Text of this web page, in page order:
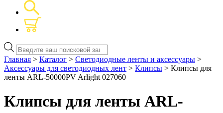
Поиск
товаров
Главная > Каталог > Светодиодные ленты и аксессуары >
Аксессуары для светодиодных лент > Клипсы > Клипсы для
ленты ARL-50000PV Arlight 027060
Клипсы для ленты ARL-